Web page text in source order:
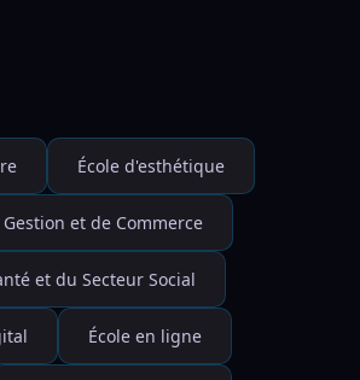
École d'esthétique
Gestion et de Commerce
et du Secteur Social
École en ligne